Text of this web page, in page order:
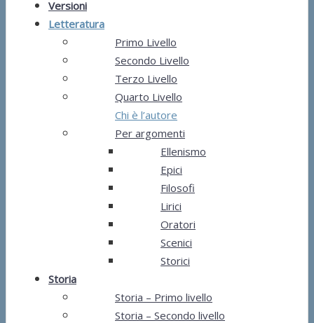
Versioni
Letteratura
Primo Livello
Secondo Livello
Terzo Livello
Quarto Livello
Chi è l’autore
Per argomenti
Ellenismo
Epici
Filosofi
Lirici
Oratori
Scenici
Storici
Storia
Storia – Primo livello
Storia – Secondo livello